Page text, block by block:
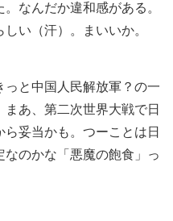
なんだか違和感がある。
い（汗）。まいいか。
と中国人民解放軍？の一
あ、第二次世界大戦で日
妥当かも。つーことは日
のかな「悪魔の飽食」っ